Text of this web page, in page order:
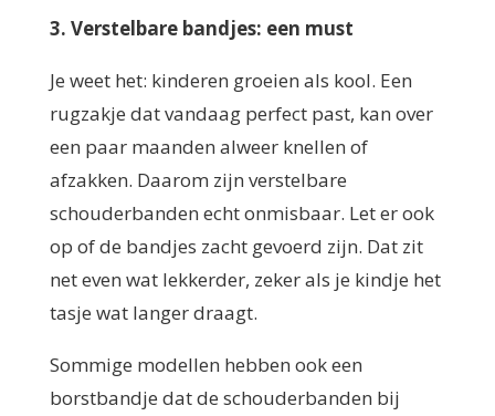
3. Verstelbare bandjes: een must
Je weet het: kinderen groeien als kool. Een
rugzakje dat vandaag perfect past, kan over
een paar maanden alweer knellen of
afzakken. Daarom zijn verstelbare
schouderbanden echt onmisbaar. Let er ook
op of de bandjes zacht gevoerd zijn. Dat zit
net even wat lekkerder, zeker als je kindje het
tasje wat langer draagt.
Sommige modellen hebben ook een
borstbandje dat de schouderbanden bij